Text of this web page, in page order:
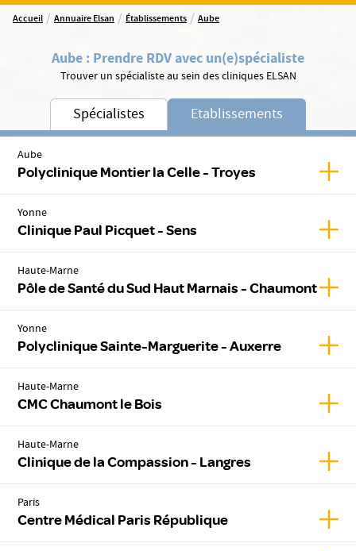
Accueil / Annuaire Elsan / Établissements / Aube
Aube : Prendre RDV avec un(e)spécialiste
Trouver un spécialiste au sein des cliniques ELSAN
Spécialistes Etablissements
Aube
Polyclinique Montier la Celle - Troyes
Yonne
Clinique Paul Picquet - Sens
Haute-Marne
Pôle de Santé du Sud Haut Marnais - Chaumont
Yonne
Polyclinique Sainte-Marguerite - Auxerre
Haute-Marne
CMC Chaumont le Bois
Haute-Marne
Clinique de la Compassion - Langres
Paris
Centre Médical Paris République